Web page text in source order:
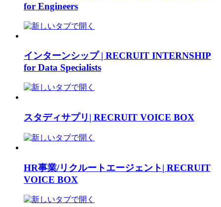
for Engineers
インターンシップ | RECRUIT INTERNSHIP
for Data Specialists
スタディサプリ| RECRUIT VOICE BOX
HR事業/リクルートエージェント| RECRUIT
VOICE BOX